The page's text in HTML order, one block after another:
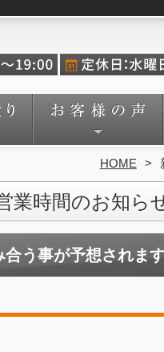
HOME
業時間のお知ら
う事が予想されます